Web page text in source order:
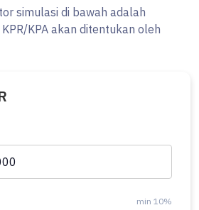
simulasi di bawah adalah
KPA akan ditentukan oleh
min 10%